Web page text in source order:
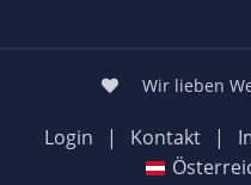
Wir lieben
Login | Kontakt |